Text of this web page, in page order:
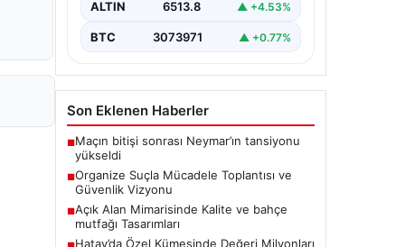
ALTIN 6513.8 ▲ +4.53%
BTC 3073971 ▲ +0.77%
Son Eklenen Haberler
■Maçın bitişi sonrası Neymar’ın tansiyonu
yükseldi
■Organize Suçla Mücadele Toplantısı ve
Güvenlik Vizyonu
■Açık Alan Mimarisinde Kalite ve bahçe
mutfağı Tasarımları
Hatay’da Özel Kümesinde Değeri Milyonları